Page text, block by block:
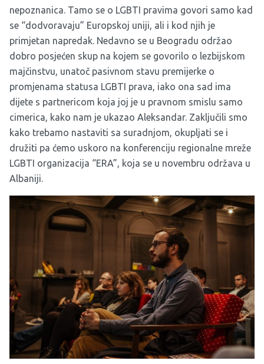
nepoznanica. Tamo se o LGBTI pravima govori samo kad
se “dodvoravaju” Europskoj uniji, ali i kod njih je
primjetan napredak. Nedavno se u Beogradu održao
dobro posjećen skup na kojem se govorilo o lezbijskom
majčinstvu, unatoč pasivnom stavu premijerke o
promjenama statusa LGBTI prava, iako ona sad ima
dijete s partnericom koja joj je u pravnom smislu samo
cimerica, kako nam je ukazao Aleksandar. Zaključili smo
kako trebamo nastaviti sa suradnjom, okupljati se i
družiti pa ćemo uskoro na konferenciju regionalne mreže
LGBTI organizacija “ERA”, koja se u novembru održava u
Albaniji.